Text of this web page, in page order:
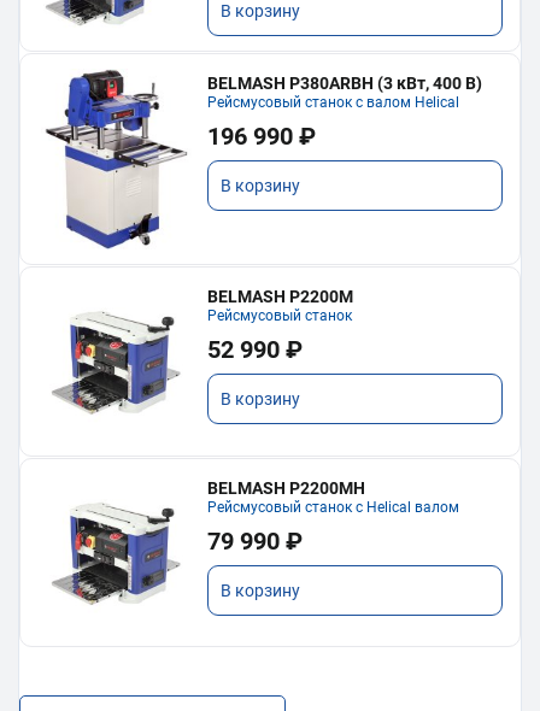
В корзину
BELMASH P380ARBH (3 кВт, 400 В)
Рейсмусовый станок с валом Helical
196 990 ₽
В корзину
BELMASH P2200M
Рейсмусовый станок
52 990 ₽
В корзину
BELMASH P2200MH
Рейсмусовый станок с Helical валом
79 990 ₽
В корзину